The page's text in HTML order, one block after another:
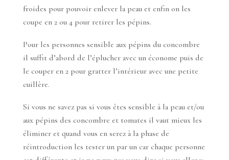
froides pour pouvoir enlever la peau et enfin on les
coupe en 2 ou 4 pour retirer les pépins.
Pour les personnes sensible aux pépins du concombre
il suffit d’abord de l’éplucher avec un économe puis de
le couper en 2 pour gratter l’intérieur avec une petite
cuillère.
Si vous ne savez pas si vous êtes sensible à la peau et/ou
aux pépins des concombre et tomates il vaut mieux les
éliminer et quand vous en serez à la phase de
réintroduction les tester un par un car chaque personne